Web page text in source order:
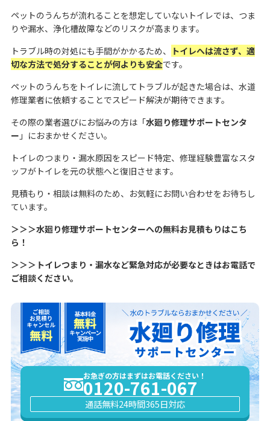
ペットのうんちが流れることを想定していないトイレでは、つま
りや漏水、浄化槽故障などのリスクが高まります。
トラブル時の対処にも手間がかかるため、
トイレへは流さず、適
切な方法で処分することが何よりも安全です。
ペットのうんちをトイレに流してトラブルが起きた場合は、水道
修理業者に依頼することでスピード解決が期待できます。
その際の業者選びにお悩みの方は「水廻り修理サポートセンタ
ー 」におまかせください。
トイレのつまり・漏水原因をスピード特定、修理経験豊富なスタ
ッフがトイレを元の状態へと復旧させます。
見積もり・相談は無料のため、お気軽にお問い合わせをお待ちし
ています。
＞＞＞水廻り修理サポートセンターへの無料お見積もりはこち
ら！
＞＞＞トイレつまり・漏水など緊急対応が必要なときはお電話で
ご相談ください。
お急ぎの方はまずはお電話ください！
0120-761-067
通話無料24時間365日対応